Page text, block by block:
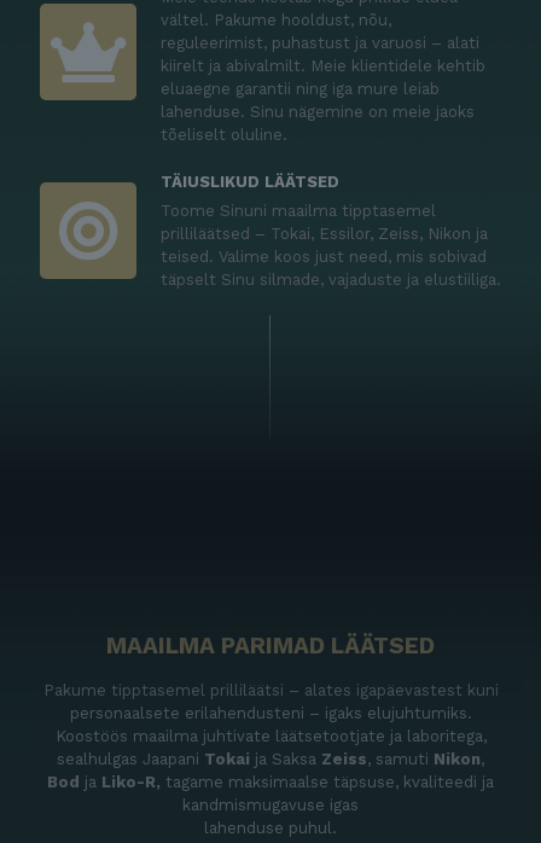
vältel. Pakume hooldust, nõu,
reguleerimist, puhastust ja varuosi – alati
kiirelt ja abivalmilt. Meie klientidele kehtib
eluaegne garantii ning iga mure leiab
lahenduse. Sinu nägemine on meie jaoks
tõeliselt oluline.
TÄIUSLIKUD LÄÄTSED
Toome Sinuni maailma tipptasemel
prilliläätsed – Tokai, Essilor, Zeiss, Nikon ja
teised. Valime koos just need, mis sobivad
täpselt Sinu silmade, vajaduste ja elustiiliga.
MAAILMA PARIMAD LÄÄTSED
Pakume tipptasemel prilliläätsi – alates igapäevastest kuni
personaalsete erilahendusteni – igaks elujuhtumiks.
Koostöös maailma juhtivate läätsetootjate ja laboritega,
sealhulgas Jaapani Tokai ja Saksa Zeiss, samuti Nikon,
Bod ja Liko-R, tagame maksimaalse täpsuse, kvaliteedi ja
kandmismugavuse igas
lahenduse puhul.